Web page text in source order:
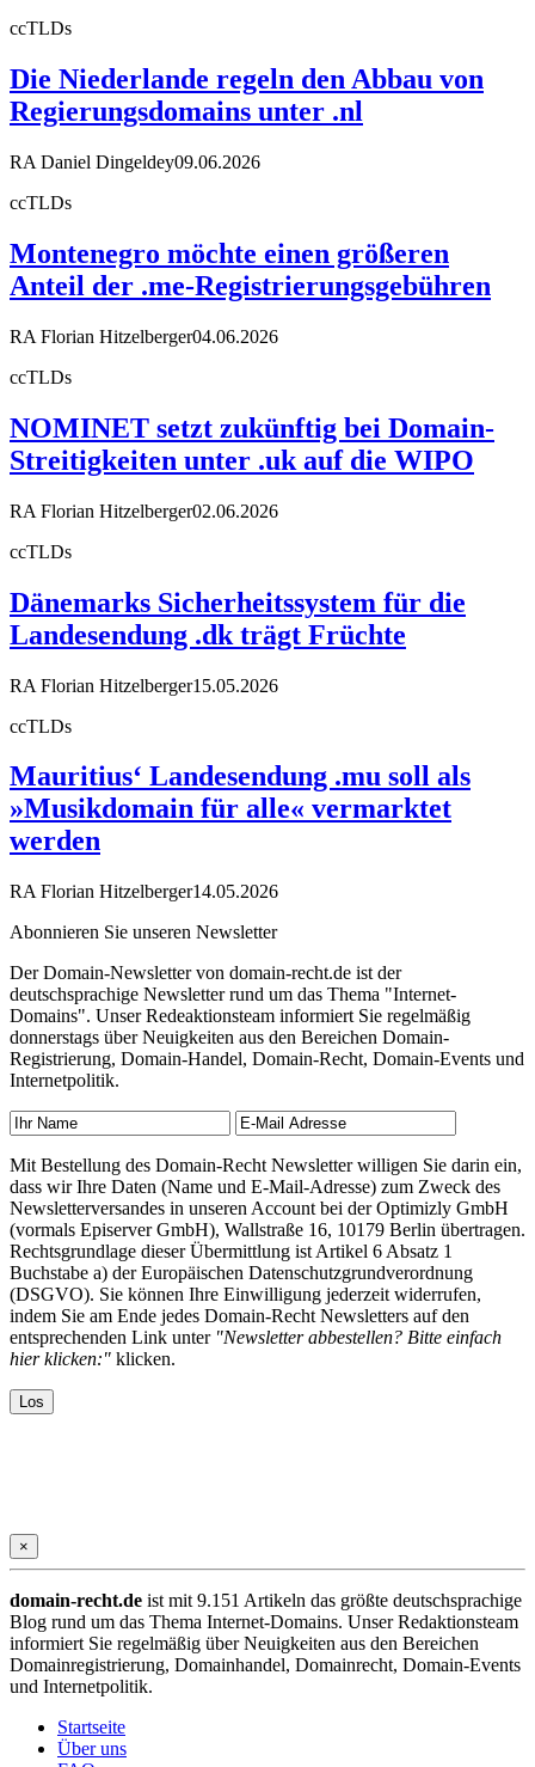
ccTLDs
Die Niederlande regeln den Abbau von
Regierungsdomains unter .nl
RA Daniel Dingeldey09.06.2026
ccTLDs
Montenegro möchte einen größeren
Anteil der .me-Registrierungsgebühren
RA Florian Hitzelberger04.06.2026
ccTLDs
NOMINET setzt zukünftig bei Domain-
Streitigkeiten unter .uk auf die WIPO
RA Florian Hitzelberger02.06.2026
ccTLDs
Dänemarks Sicherheitssystem für die
Landesendung .dk trägt Früchte
RA Florian Hitzelberger15.05.2026
ccTLDs
Mauritius‘ Landesendung .mu soll als
»Musikdomain für alle« vermarktet
werden
RA Florian Hitzelberger14.05.2026
Abonnieren Sie unseren Newsletter
Der Domain-Newsletter von domain-recht.de ist der
deutschsprachige Newsletter rund um das Thema "Internet-
Domains". Unser Redeaktionsteam informiert Sie regelmäßig
donnerstags über Neuigkeiten aus den Bereichen Domain-
Registrierung, Domain-Handel, Domain-Recht, Domain-Events und
Internetpolitik.
Mit Bestellung des Domain-Recht Newsletter willigen Sie darin ein,
dass wir Ihre Daten (Name und E-Mail-Adresse) zum Zweck des
Newsletterversandes in unseren Account bei der Optimizly GmbH
(vormals Episerver GmbH), Wallstraße 16, 10179 Berlin übertragen.
Rechtsgrundlage dieser Übermittlung ist Artikel 6 Absatz 1
Buchstabe a) der Europäischen Datenschutzgrundverordnung
(DSGVO). Sie können Ihre Einwilligung jederzeit widerrufen,
indem Sie am Ende jedes Domain-Recht Newsletters auf den
entsprechenden Link unter "Newsletter abbestellen? Bitte einfach
hier klicken:" klicken.
×
domain-recht.de ist mit 9.151 Artikeln das größte deutschsprachige
Blog rund um das Thema Internet-Domains. Unser Redaktionsteam
informiert Sie regelmäßig über Neuigkeiten aus den Bereichen
Domainregistrierung, Domainhandel, Domainrecht, Domain-Events
und Internetpolitik.
Startseite
Über uns